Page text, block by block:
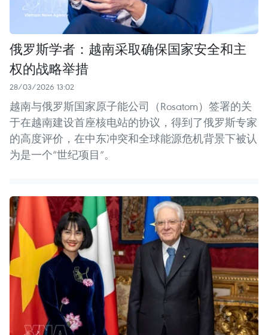
俄罗斯学者：越南采取确保国家安全和主
权的战略举措
28/03/2026 13:02
越南与俄罗斯国家原子能公司（Rosatom）签署的关
于在越南建设首座核电站的协议，得到了俄罗斯专家
的高度评价，在中东冲突和全球能源危机背景下被认
为是一个“世纪项目”。